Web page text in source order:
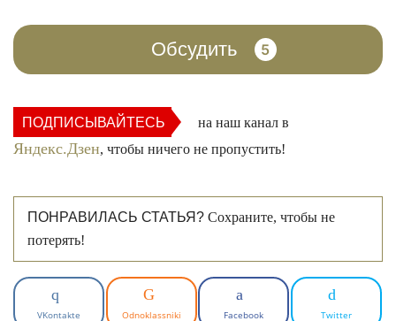
Обсудить 5
ПОДПИСЫВАЙТЕСЬ на наш канал в
Яндекс.Дзен, чтобы ничего не пропустить!
ПОНРАВИЛАСЬ СТАТЬЯ? Сохраните, чтобы не
потерять!
VKontakte Odnoklassniki Facebook Twitter